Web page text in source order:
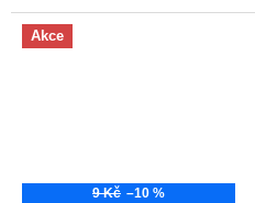
Rozměry: 53x28x10 mm
Akce
9 Kč –10 %